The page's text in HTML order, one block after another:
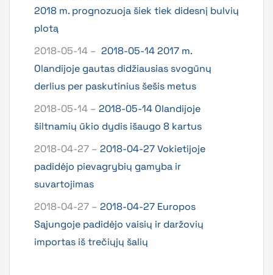
2018 m. prognozuoja šiek tiek didesnį bulvių
plotą
2018-05-14 – 2018-05-14 2017 m.
Olandijoje gautas didžiausias svogūnų
derlius per paskutinius šešis metus
2018-05-14 – 2018-05-14 Olandijoje
šiltnamių ūkio dydis išaugo 8 kartus
2018-04-27 – 2018-04-27 Vokietijoje
padidėjo pievagrybių gamyba ir
suvartojimas
2018-04-27 – 2018-04-27 Europos
Sąjungoje padidėjo vaisių ir daržovių
importas iš trečiųjų šalių